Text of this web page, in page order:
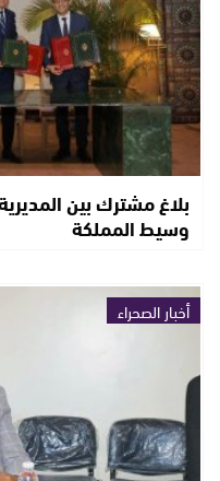
بلاغ مشترك بين
وسيط المملكة
أخبار الصحراء